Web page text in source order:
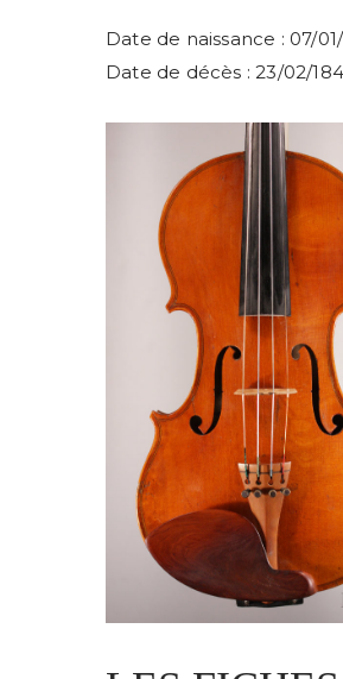
Date de naissance : 07/
Date de décès : 23/02/